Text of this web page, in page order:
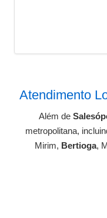
Atendimento
Além de
metropolitana,
Mirim, Bertioga,